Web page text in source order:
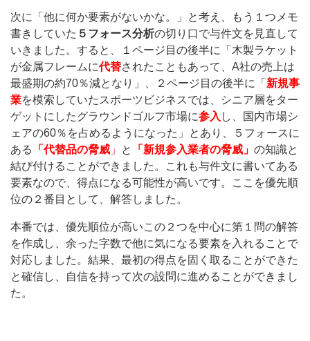
次に「他に何か要素がないかな。」と考え、もう１つメモ
書きしていた ５フォース分析の切り口で与件文を見直して
いきました。すると、１ページ目の後半に「木製ラケット
が金属フレームに代替されたこともあって、A社の売上は
最盛期の約70％減となり」、２ページ目の後半に「 新規事
業を模索していたスポーツビジネスでは、シニア層をター
ゲットにしたグラウンドゴルフ市場に参入 し、国内市場シ
ェアの60％を占めるようになった」とあり、５フォースに
ある
「代替品の脅威 」 と 「新規参入業者の脅威」 の知識と
結び付けることができました。これも与件文に書いてある
要素なので、得点になる可能性が高いです。ここを優先順
位の２番目として、解答しました。
本番では、優先順位が高いこの２つを中心に第１問の解答
を作成し、余った字数で他に気になる要素を入れることで
対応しました。結果、最初の得点を固く取ることができた
と確信し、自信を持って次の設問に進めることができまし
た。